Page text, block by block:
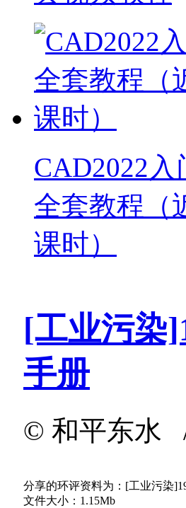
CAD2022入
全套教程（
课时）
[工业污染
手册
© 和平东水
分享的环评资料为：[工业污染
文件大小：1.15Mb